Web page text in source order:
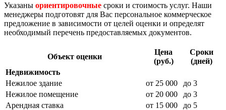
Указаны ориентировочные сроки и стоимость услуг. Наши
менеджеры подготовят для Вас персональное коммерческое
предложение в зависимости от целей оценки и определят
необходимый перечень предоставляемых документов.
Объект оценки
Цена
(руб.)
Сроки
(дней)
Недвижимость
Нежилое здание
от 25 000
до 3
Нежилое помещение
от 20 000
до 3
Арендная ставка
от 15 000
до 5